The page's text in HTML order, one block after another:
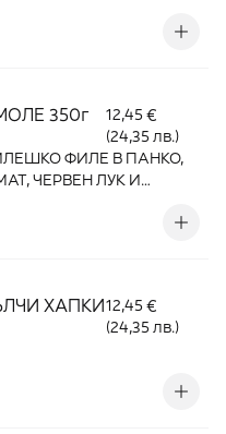
350г
12,45 €
(24,35 лв.)
ФИЛЕ В ПАНКО,
ЧЕРВЕН ЛУК И
ХАПКИ12,45 €
(24,35 лв.)